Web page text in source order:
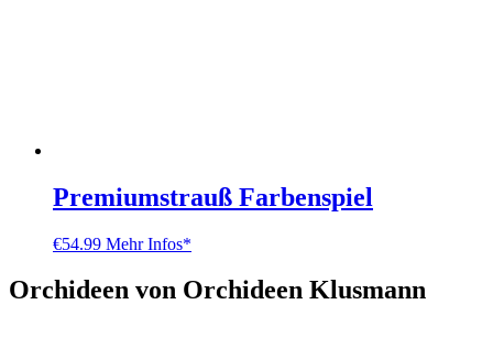
Premiumstrauß Farbenspiel
€54.99 Mehr Infos*
Orchideen von Orchideen Klusmann